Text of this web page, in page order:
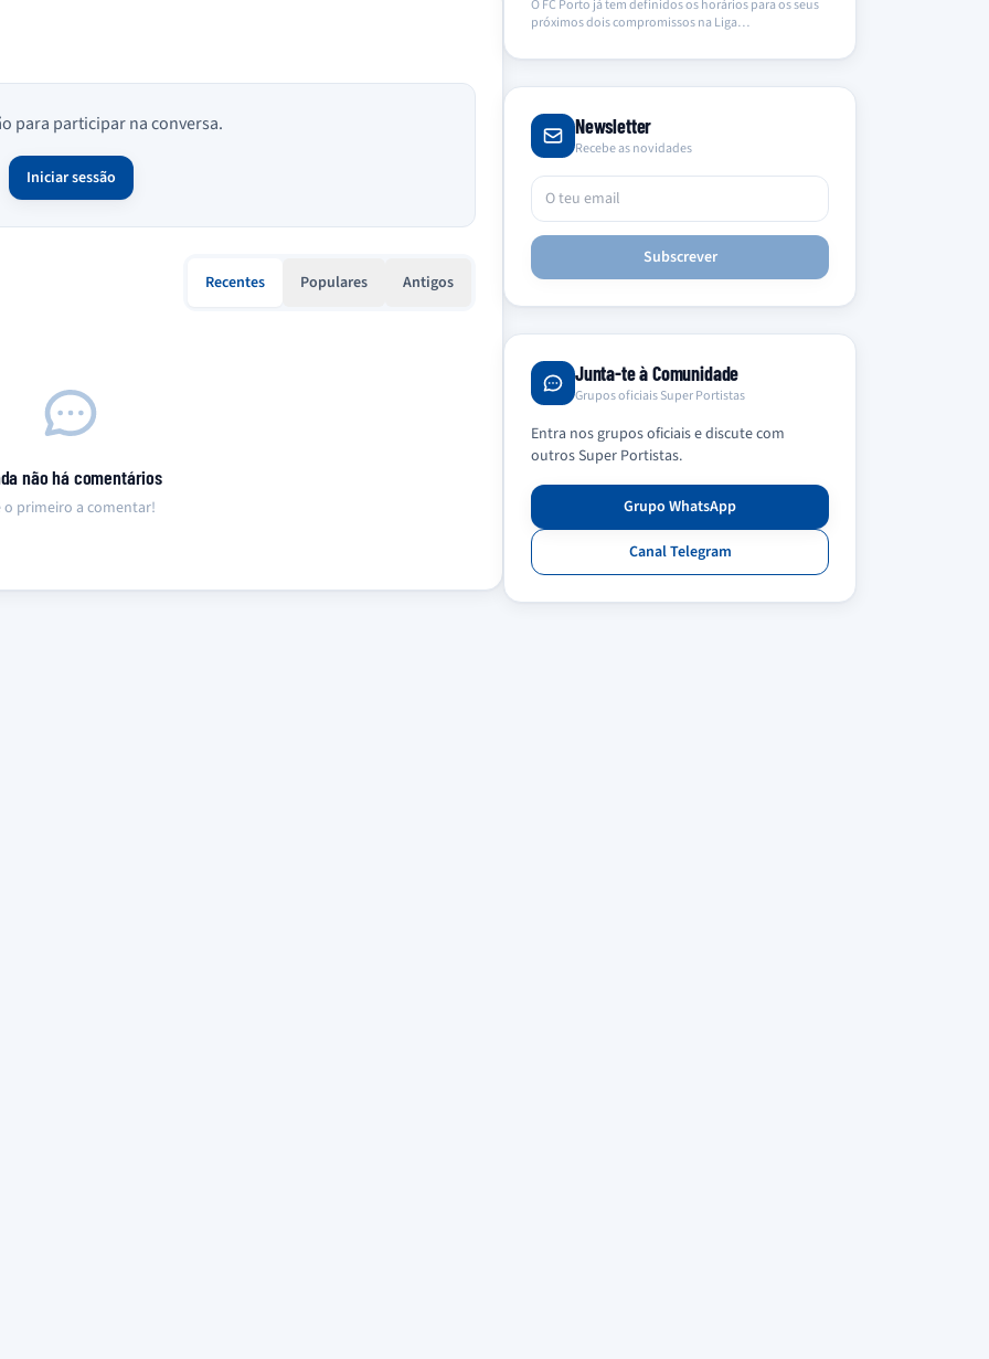
para participar na conversa.
Iniciar sessão
Recentes Populares Antigos
não há comentários
o primeiro a comentar!
O FC Porto já tem definidos os horários para os seus
próximos dois compromissos na Liga…
Newsletter
Recebe as novidades
Subscrever
Junta-te à Comunidade
Grupos oficiais Super Portistas
Entra nos grupos oficiais e discute com
outros Super Portistas.
Grupo WhatsApp
Canal Telegram